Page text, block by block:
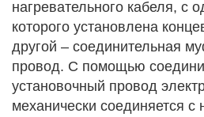
нагревательного кабеля, с
которого установлена
другой – соединительная
провод. С помощью
установочный провод
механически соединяется с